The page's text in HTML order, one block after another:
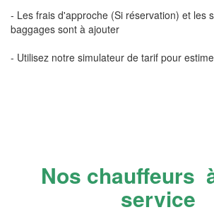
- Les frais d'approche (Si réservation) et les
baggages sont à ajouter
- Utilisez notre simulateur de tarif pour
Nos chauffeurs
service